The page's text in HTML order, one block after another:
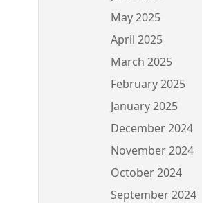
May 2025
April 2025
March 2025
February 2025
January 2025
December 2024
November 2024
October 2024
September 2024